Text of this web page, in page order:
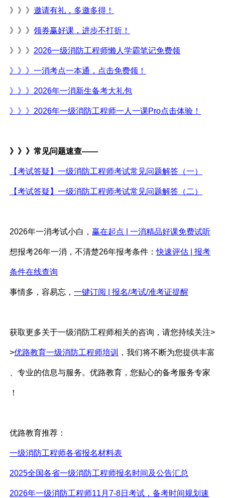
》》》邀请有礼，多邀多得！
》》》领券赢好课，进步不打折！
》》》 2026一级消防工程师懒人学霸笔记免费领
》》》一消考点一本通，点击免费领！
》》》 2026年一消新生备考大礼包
》》》 2026年一级消防工程师一人一课Pro点击体验！
》》》常见问题速查——
【考试答疑】一级消防工程师考试常见问题解答（一）
【考试答疑】一级消防工程师考试常见问题解答（二）
2026年一消考试小白， 赢在起点 |一消精品好课免费试听
想报考26年一消 ，不清楚26年报考条件：快速评估 | 报考
条件在线查询
事情多，容易忘，一键订阅 | 报名/考试/准考证提醒
获取更多关于一级消防工程师相关的咨询，请您持续关注>
>优路教育一级消防工程师培训 ，我们将不断为您提供丰富
、专业的信息与服务。优路教育，您贴心的备考服务专家
！
优路教育推荐：
一级消防工程师各省报名材料表
2025全国各省一级消防工程师报名时间及公告汇总
2026年一级消防工程师11月7-8日考试，备考时间规划速